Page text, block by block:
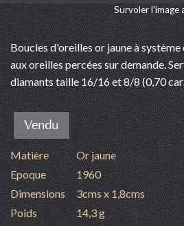
Survoler l'image
Boucles d'oreilles or jaune à
aux oreilles percées sur demande.
diamants taille 16/16 et 8/8 (0,70
Vendu
Matière
Or jaune
Epoque
1960
Dimensions
3cms x 1,8cms
Poids
14,3 g